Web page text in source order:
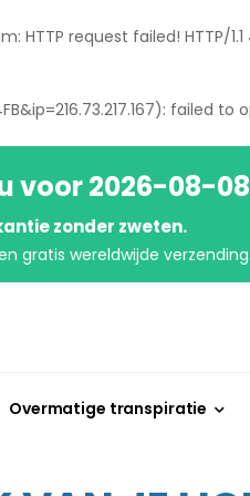
request failed! HTTP/
failed to
voor 2026-08-
zonder zweten.
gratis wereldwijde
Overmatige transpiratie